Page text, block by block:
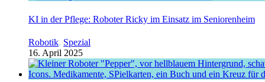
KI in der Pflege: Roboter Ricky im Einsatz im Seniorenheim
Robotik, Spezial
16. April 2025